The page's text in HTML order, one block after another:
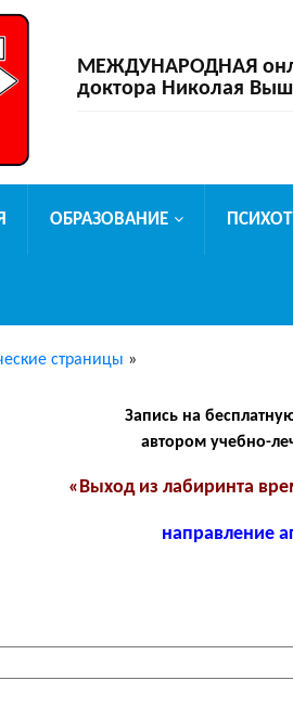
МЕЖДУНАРОДНАЯ
доктора Николая
ОБРАЗОВАНИЕ
страницы »
Запись на
автором учебно-
«Выход из лабиринта
направление